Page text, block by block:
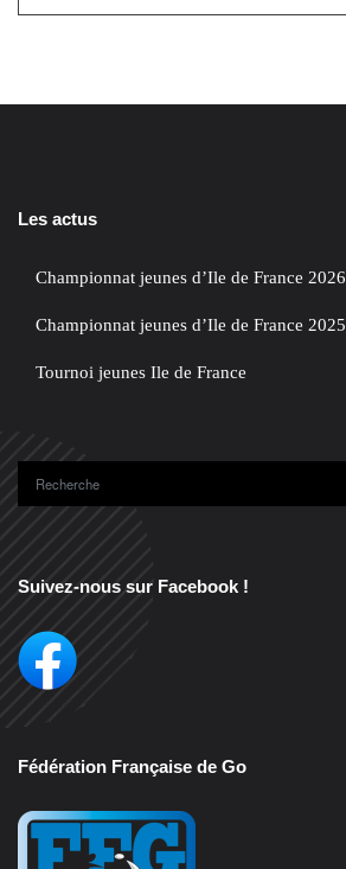
Les actus
Championnat jeunes d’Ile de France 2026
Championnat jeunes d’Ile de France 2025
Tournoi jeunes Ile de France
Suivez-nous sur Facebook !
Fédération Française de Go